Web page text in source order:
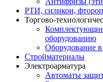
РТИ, силикон,
Торгово-
Комплектующие
оборудованию
Оборудование в
Стройматериалы
Электроарматура
Автоматы